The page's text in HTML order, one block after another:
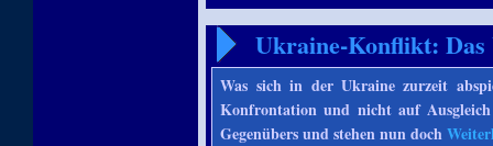
Ukraine-Konflikt:
Was sich in der Ukraine zurzeit
Konfrontation und nicht auf
Gegenübers und stehen nun doch